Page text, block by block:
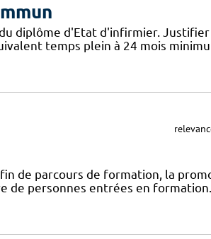
du diplôme d'Etat d'infirmier.
temps plein à 24 mois
de parcours de formation, la
de personnes entrées en